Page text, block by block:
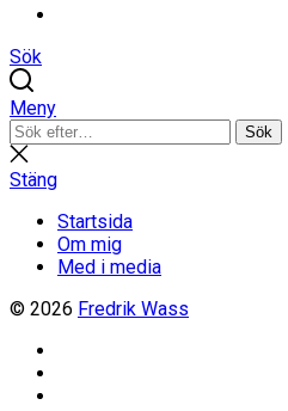
Sök
Meny
Sök
efter:
Sök
Stäng
sökning
Stäng
Startsida
Om mig
Med i media
© 2026 Fredrik Wass